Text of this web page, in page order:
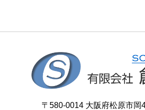
〒580-0014 大阪府松原市岡